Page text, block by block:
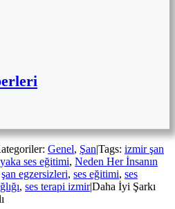
Genel, Şan|Tags: izmir şan
ses eğitimi, Neden Her İnsanın
şan egzersizleri, ses eğitimi, ses
, ses terapi izmir|Daha İyi Şarkı